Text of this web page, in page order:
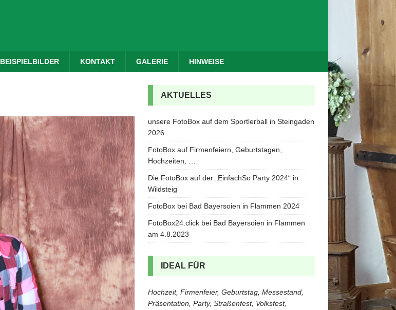
BEISPIELBILDER KONTAKT GALERIE HINWEISE
AKTUELLES
unsere FotoBox auf dem Sportlerball in Steingaden
2026
FotoBox auf Firmenfeiern, Geburtstagen,
Hochzeiten, …
Die FotoBox auf der „EinfachSo Party 2024“ in
Wildsteig
FotoBox bei Bad Bayersoien in Flammen 2024
FotoBox24.click bei Bad Bayersoien in Flammen
am 4.8.2023
IDEAL FÜR
Hochzeit, Firmenfeier, Geburtstag, Messestand,
Präsentation, Party, Straßenfest, Volksfest,